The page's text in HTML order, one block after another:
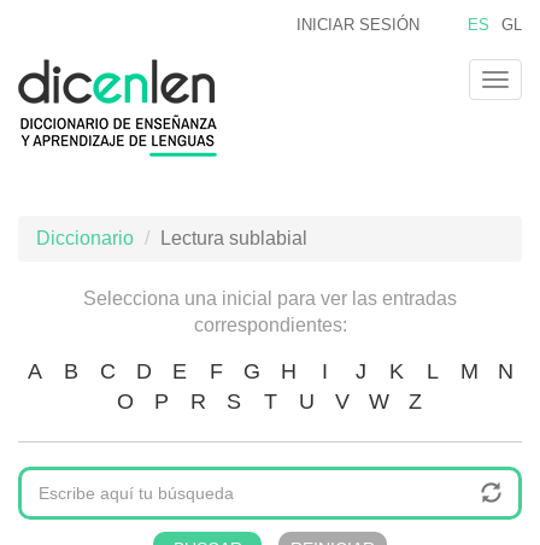
contenido
principal
ES GL
INICIAR SESIÓN
Diccionario Lectura sublabial
Selecciona una inicial para ver las entradas
correspondientes:
A B C D E F G H I J K L M
N
O
P R S T U V W Z